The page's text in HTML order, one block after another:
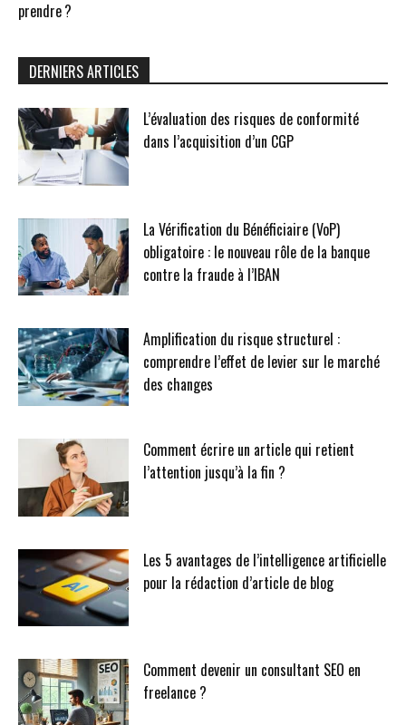
prendre ?
DERNIERS ARTICLES
L’évaluation des risques de conformité
dans l’acquisition d’un CGP
La Vérification du Bénéficiaire (VoP)
obligatoire : le nouveau rôle de la banque
contre la fraude à l’IBAN
Amplification du risque structurel :
comprendre l’effet de levier sur le marché
des changes
Comment écrire un article qui retient
l’attention jusqu’à la fin ?
Les 5 avantages de l’intelligence artificielle
pour la rédaction d’article de blog
Comment devenir un consultant SEO en
freelance ?